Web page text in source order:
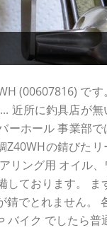
(00607816) で
近所に釣具店が無
ーホール 事業部
Z40WHの錆びた
リング用 オイル、
しております。 ま
錆でとれません。
バイク でしたら普